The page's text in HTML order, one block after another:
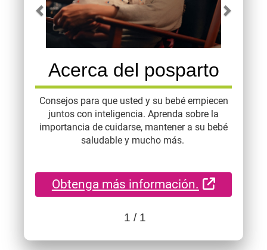
Acerca del posparto
Consejos para que usted y su bebé empiecen
juntos con inteligencia. Aprenda sobre la
importancia de cuidarse, mantener a su bebé
saludable y mucho más.
Obtenga más información. Sitio
1 / 1